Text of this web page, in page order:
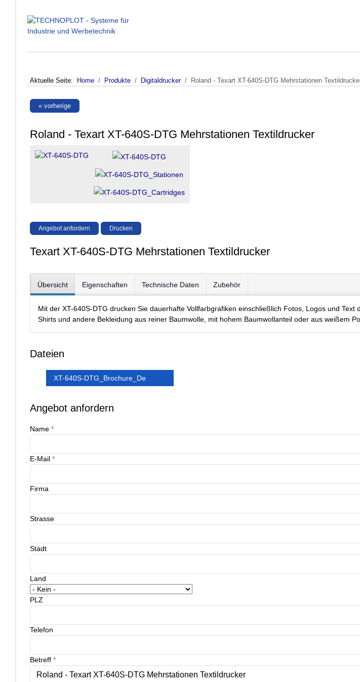
Aktuelle Seite: Home Produkte Digitaldrucker Roland - Texart XT-640S-DTG Mehrstationen
« vorherige
Roland - Texart XT-640S-DTG Mehrstationen Textildrucker
Angebot anfordern Drucken
Texart XT-640S-DTG Mehrstationen Textildrucker
Übersicht Eigenschaften Technische Daten Zubehör
Mit der XT-640S-DTG drucken Sie dauerhafte Vollfarbgrafiken einschließlich Fotos, Logos und Text
Shirts und andere Bekleidung aus reiner Baumwolle, mit hohem Baumwollanteil oder aus weißem
Dateien
XT-640S-DTG_Brochure_De
Angebot anfordern
Name *
E-Mail *
Firma
Strasse
Stadt
Land
PLZ
Telefon
Betreff *